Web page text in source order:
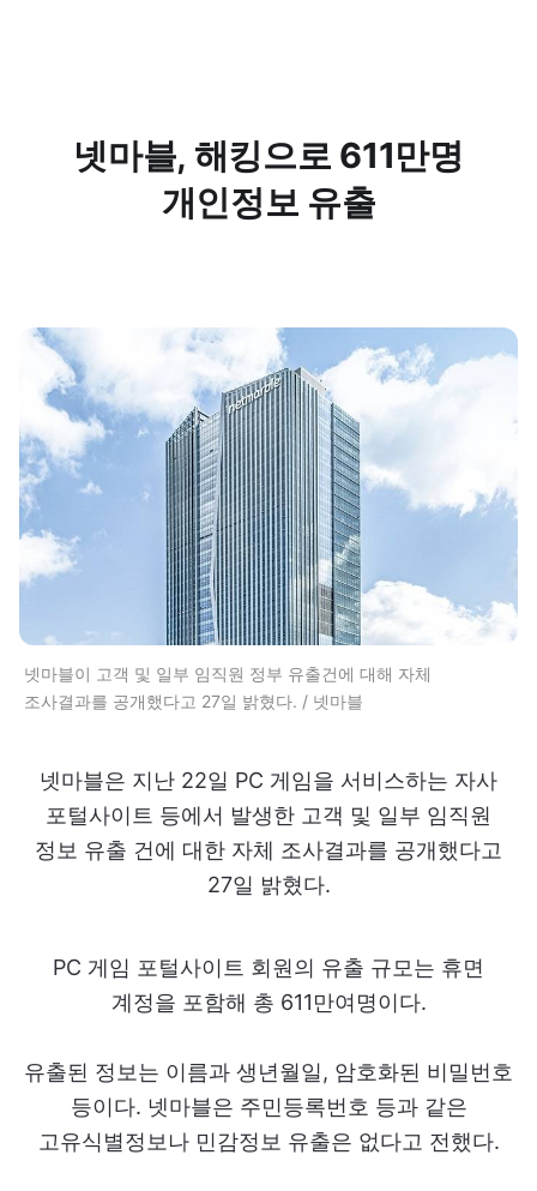
넷마블, 해킹으로 611만명
개인정보 유출
넷마블이 고객 및 일부 임직원 정부 유출건에 대해 자체
조사결과를 공개했다고 27일 밝혔다. / 넷마블
넷마블은 지난 22일 PC 게임을 서비스하는 자사
포털사이트 등에서 발생한 고객 및 일부 임직원
정보 유출 건에 대한 자체 조사결과를 공개했다고
27일 밝혔다.
PC 게임 포털사이트 회원의 유출 규모는 휴면
계정을 포함해 총 611만여명이다.
유출된 정보는 이름과 생년월일, 암호화된 비밀번호
등이다. 넷마블은 주민등록번호 등과 같은
고유식별정보나 민감정보 유출은 없다고 전했다.